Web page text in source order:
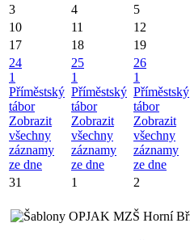
3
4 5
10
11 12
17
18 19
24
1
Příměstský
tábor
Zobrazit
všechny
záznamy
ze dne
25
1
Příměstský
tábor
Zobrazit
všechny
záznamy
ze dne
26
1
Příměstský
tábor
Zobrazit
všechny
záznamy
ze dne
31 1 2